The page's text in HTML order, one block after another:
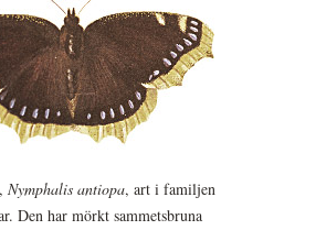
, Nymphalis antiopa, art i familjen
Den har mörkt sammetsbruna